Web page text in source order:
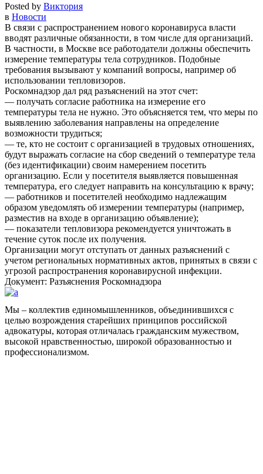
Posted by Виктория
в Новости
В связи с распространением нового коронавируса власти
вводят различные обязанности, в том числе для организаций.
В частности, в Москве все работодатели должны обеспечить
измерение температуры тела сотрудников. Подобные
требования вызывают у компаний вопросы, например об
использовании тепловизоров.
Роскомнадзор дал ряд разъяснений на этот счет:
— получать согласие работника на измерение его
температуры тела не нужно. Это объясняется тем, что меры по
выявлению заболевания направлены на определение
возможности трудиться;
— те, кто не состоит с организацией в трудовых отношениях,
будут выражать согласие на сбор сведений о температуре тела
(без идентификации) своим намерением посетить
организацию. Если у посетителя выявляется повышенная
температура, его следует направить на консультацию к врачу;
— работников и посетителей необходимо надлежащим
образом уведомлять об измерении температуры (например,
разместив на входе в организацию объявление);
— показатели тепловизора рекомендуется уничтожать в
течение суток после их получения.
Организации могут отступать от данных разъяснений с
учетом региональных нормативных актов, принятых в связи с
угрозой распространения коронавирусной инфекции.
Документ: Разъяснения Роскомнадзора
Мы – коллектив единомышленников, объединившихся с
целью возрождения старейших принципов российской
адвокатуры, которая отличалась гражданским мужеством,
высокой нравственностью, широкой образованностью и
профессионализмом.